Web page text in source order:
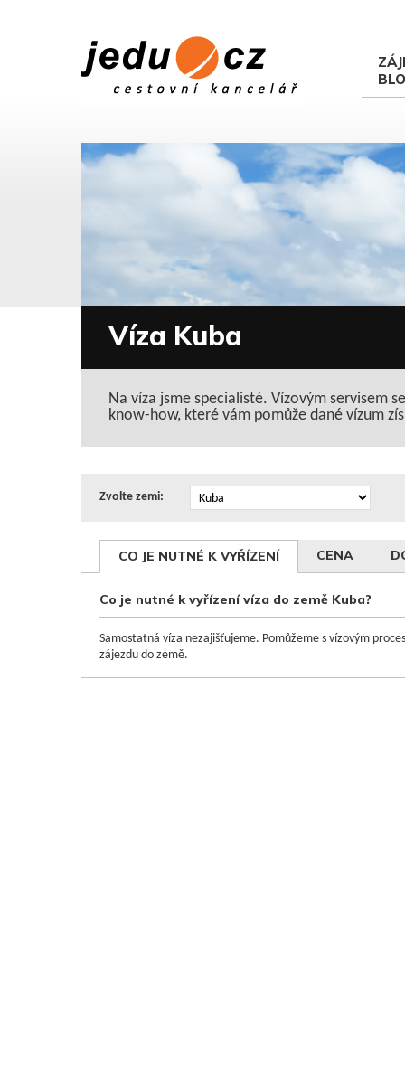
Víza Kuba
Na víza jsme specialisté. Vízovým servisem
know-how, které vám pomůže dané vízum
Zvolte zemi:
CO JE NUTNÉ K VYŘÍZENÍ CENA
Co je nutné k vyřízení víza do země Kuba?
Samostatná víza nezajišťujeme. Pomůžeme s vízovým
zájezdu do země.